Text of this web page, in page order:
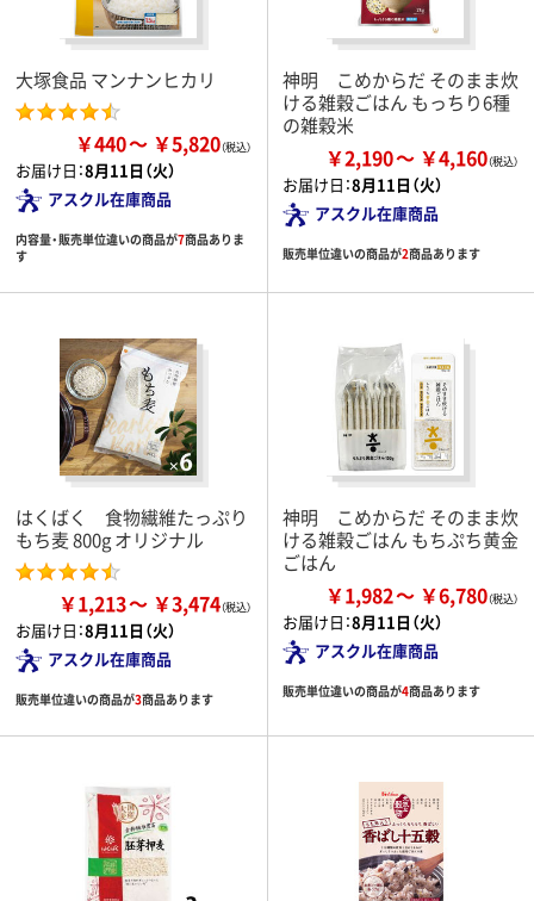
大塚食品 マンナンヒカリ
￥440 ￥5,820
お届け日：8月11日（火）
アスクル在庫商品
内容量・販売単位違いの商品が7商品ありま
す
神明 こめからだ そのまま炊
ける雑穀ごはん もっちり6種
の雑穀米
￥2,190 ￥4,160
お届け日：8月11日（火）
アスクル在庫商品
販売単位違いの商品が2商品あります
はくばく 食物繊維たっぷり
もち麦 800g オリジナル
￥1,213 ￥3,474
お届け日：8月11日（火）
アスクル在庫商品
販売単位違いの商品が3商品あります
神明 こめからだ そのまま炊
ける雑穀ごはん もちぷち黄金
ごはん
￥1,982 ￥6,780
お届け日：8月11日（火）
アスクル在庫商品
販売単位違いの商品が4商品あります